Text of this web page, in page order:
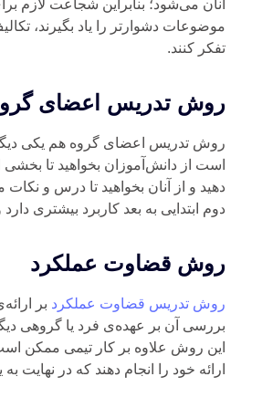
آنان می‌شود؛ بنابراین شجاعت لازم
موضوعات دشوارتر را یاد بگیرند،
تفکر کنند.
روش تدریس اعضای
روش تدریس اعضای گروه هم یکی
است از دانش‌آموزان بخواهید تا
دهید و از آنان بخواهید تا درس و
دوم ابتدایی به بعد کاربرد بیشتری
روش قضاوت عملکرد
روش تدریس قضاوت عملکرد بر
بررسی آن بر عهده‌ی فرد یا گروهی دیگر
این روش علاوه بر کار تیمی ممکن
ارائه خود را انجام دهند که در نهایت